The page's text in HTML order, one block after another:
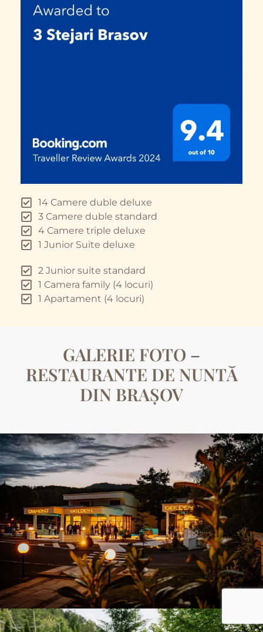
14 Camere duble deluxe
3 Camere duble standard
4 Camere triple deluxe
1 Junior Suite deluxe
2 Junior suite standard
1 Camera family (4 locuri)
1 Apartament (4 locuri)
GALERIE FOTO –
RESTAURANTE DE NUNTĂ
DIN BRAȘOV